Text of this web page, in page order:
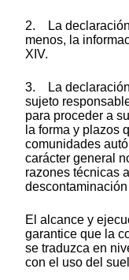
2. La declaración
menos, la
XIV.
3. La declaración
sujeto
para proceder a
la forma y plazos
comunidades
carácter general
razones técnicas
El alcance y
garantice que la
se traduzca en
con el uso del